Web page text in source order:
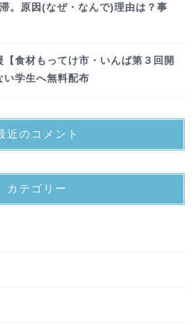
。原因(なぜ・なんで)理由は？事
食材もってけ市・いんば第３回開
い学生へ無料配布
近のコメント
カテゴリー